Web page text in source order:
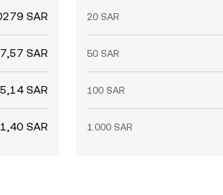
SAR
SAR
SAR
SAR
20 SAR
50 SAR
100 SAR
1.000 SAR